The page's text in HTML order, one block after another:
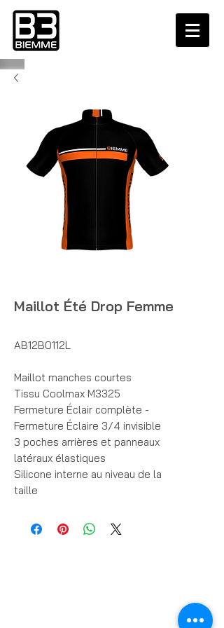
Maillot Été Drop Femme
AB12B0112L
Maillot manches courtes
Tissu Coolmax M3325
Fermeture Éclair complète -
Fermeture Éclaire 3/4 invisible
3 poches arrières et panneaux
latéraux élastiques
Silicone interne au niveau de la
taille